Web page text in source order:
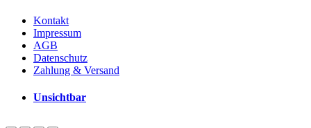
Kontakt
Impressum
AGB
Datenschutz
Zahlung & Versand
Unsichtbar